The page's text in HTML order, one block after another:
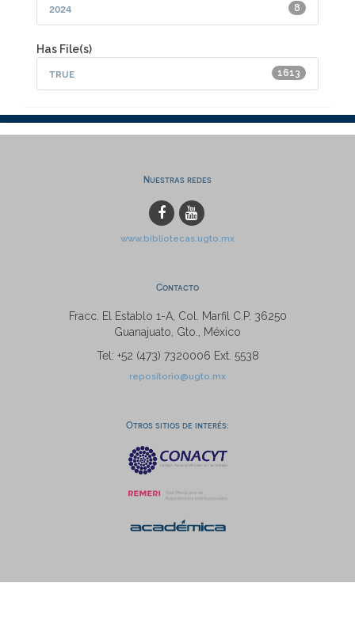
8
2024
Has File(s)
1613
true
Nuestras redes
www.bibliotecas.ugto.mx
Contacto
Fracc. El Establo 1-A, Col. Marfil C.P. 36250
Guanajuato, Gto., México
Tel: +52 (473) 7320006 Ext. 5538
repositorio@ugto.mx
Otros sitios de interés: